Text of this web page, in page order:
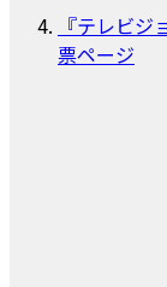
『テレビ
票ページ